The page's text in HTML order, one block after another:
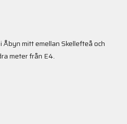
mitt emellan Skellefteå och
meter från E4.